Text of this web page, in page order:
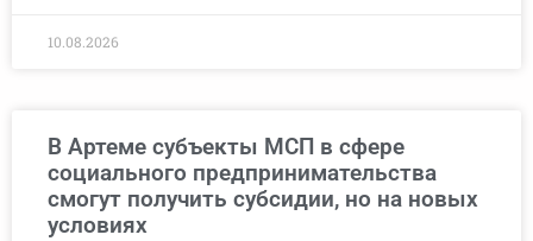
10.08.2026
В Артеме субъекты МСП в сфере
социального предпринимательства
смогут получить субсидии, но на новых
условиях